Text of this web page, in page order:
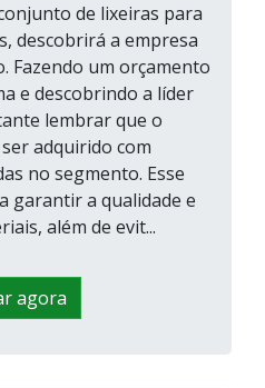
de lixeiras para
descobrirá a empresa
Fazendo um orçamento
e descobrindo a líder
lembrar que o
adquirido com
no segmento. Esse
garantir a qualidade e
além de evit...
agora